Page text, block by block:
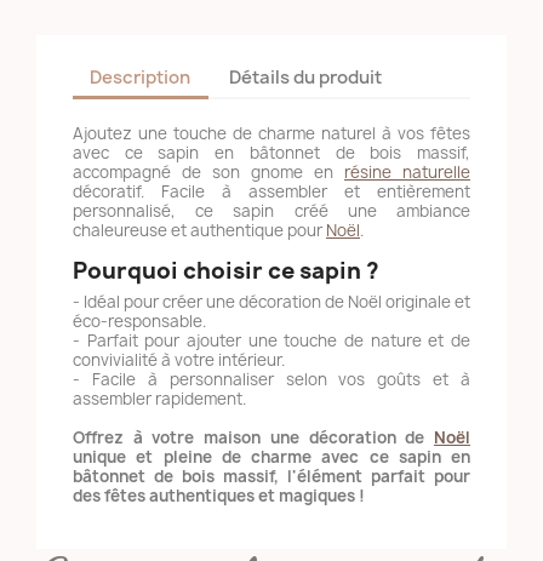
Description Détails du produit
Ajoutez une touche de charme naturel à vos fêtes
avec ce sapin en bâtonnet de bois massif,
accompagné de son gnome en résine naturelle
décoratif. Facile à assembler et entièrement
personnalisé, ce sapin créé une ambiance
chaleureuse et authentique pour Noël.
Pourquoi choisir ce sapin ?
- Idéal pour créer une décoration de Noël originale et
éco-responsable.
- Parfait pour ajouter une touche de nature et de
convivialité à votre intérieur.
- Facile à personnaliser selon vos goûts et à
assembler rapidement.
Offrez à votre maison une décoration de Noël
unique et pleine de charme avec ce sapin en
bâtonnet de bois massif, l'élément parfait pour
des fêtes authentiques et magiques !